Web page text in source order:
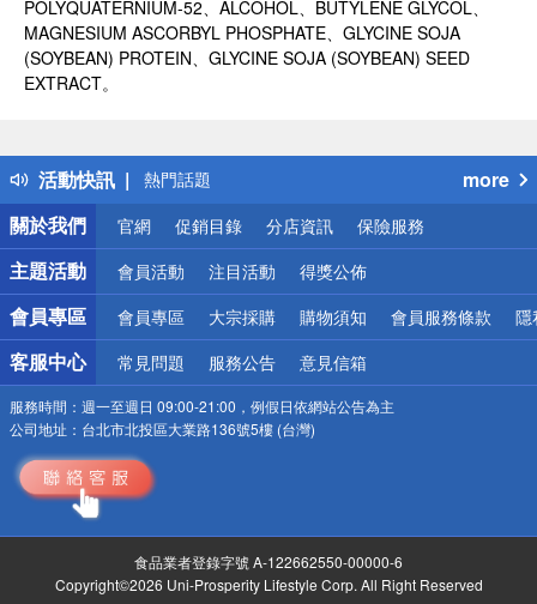
POLYQUATERNIUM-52、ALCOHOL、BUTYLENE GLYCOL、
MAGNESIUM ASCORBYL PHOSPHATE、GLYCINE SOJA
(SOYBEAN) PROTEIN、GLYCINE SOJA (SOYBEAN) SEED
EXTRACT。
活動快訊
熱門話題
銀行優惠
偏遠地區配送
詐騙網頁！請小心！
more
關於我們
官網 促銷目錄 分店資訊 保險服務
主題活動 會員活動 注目活動 得獎公佈
會員專區 會員專區 大宗採購 購物須知 會員服務條款 隱
客服中心 常見問題 服務公告 意見信箱
服務時間： 週一至週日 09:00-21:00，例假日依網站公告為主
公司地址： 台北市北投區大業路136號5樓 (台灣)
食品業者登錄字號 A-122662550-00000-6
Copyright©2026 Uni-Prosperity Lifestyle Corp. All Right Reserved